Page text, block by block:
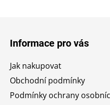
Informace pro vás
Jak nakupovat
Obchodní podmínky
Podmínky ochrany